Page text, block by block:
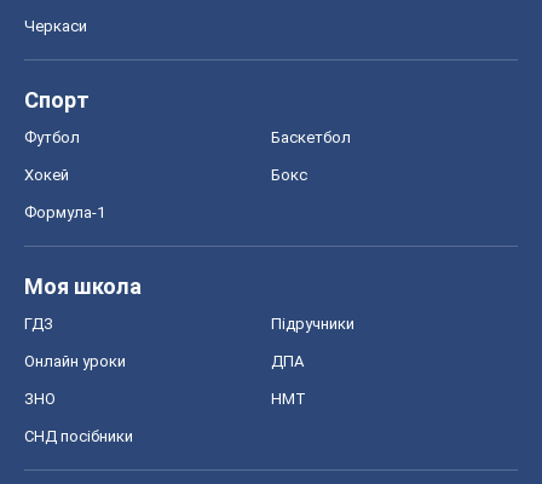
Черкаси
Спорт
Футбол Баскетбол
Хокей Бокс
Формула-1
Моя школа
ГДЗ Підручники
Онлайн уроки ДПА
ЗНО НМТ
СНД посібники